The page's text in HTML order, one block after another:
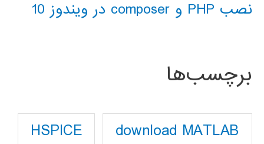
نصب PHP و composer در ویندوز 10
برچسب‌ها
download MATLAB
HSPICE